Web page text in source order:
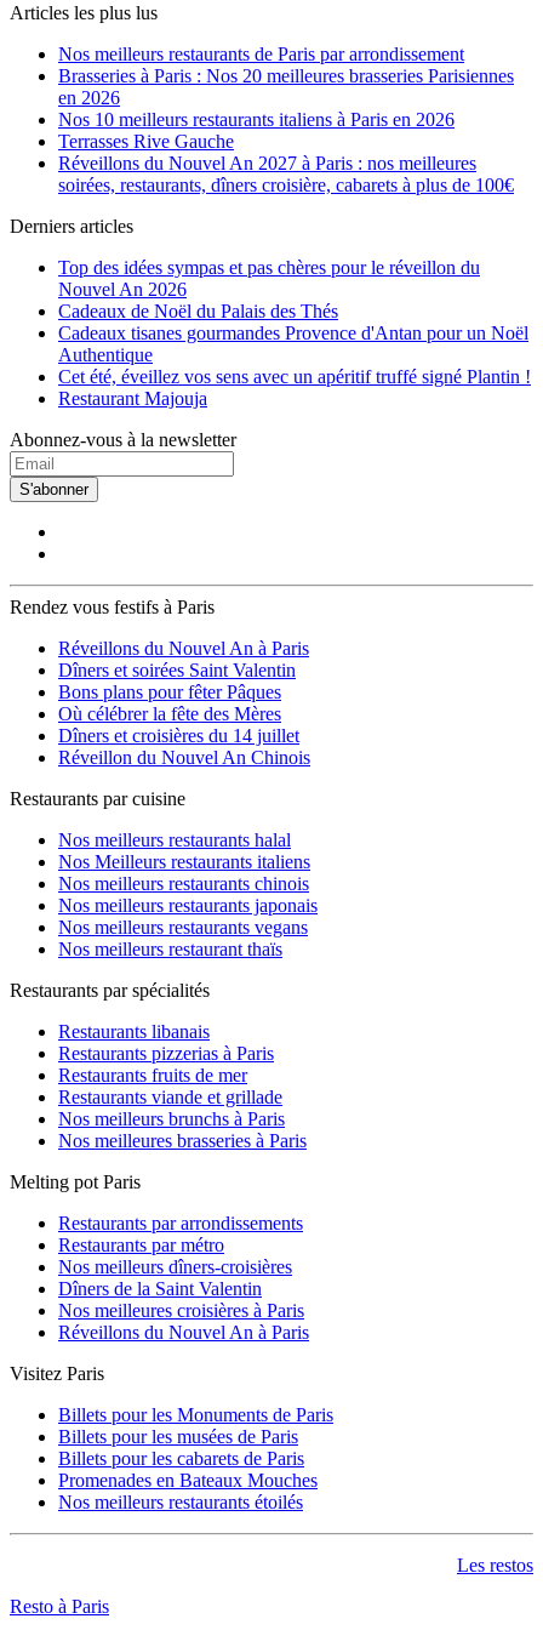
Gare de Lyon
Gare du Nord
George V(29)
Glacière(1)
Goncourt
Grands Boulevards(17)
Guy Moquet(2)
Havre Caumartin(5)
Hôtel de Ville(6)
Invalides(10)
Jaurès(1)
Javel(2)
Jourdain(2)
Jules Joffrin(6)
Jussieu(3)
Kléber(6)
La Chapelle(2)
La Motte-Picquet Grenelle
La Tour Maubourg
Les Gobelins (6)
Louise Michel(2)
Louvre Rivoli (14)
Luxembourg(5)
Mabillon(9)
Madeleine(17)
Malesherbes(2)
Marcadet Poissoniers(1)
Maubert Mutualité(15)
Michel-Ange Auteuil
Mirabeau
Miromesnil(13)
Monceau(1)
Montgallet(1)
Montparnasse Bienvenue (5)
Mouton Duvernet(1)
Musée d'Orsay(2)
Nation(2)
Notre-Dame des Champs
Oberkampf(6)
Odéon(20)
Opéra(23)
Palais Royal Musée du Louvre
Parmentier(8)
Pernety(4)
Place de Clichy(7)
Place Monge(3)
Plaisance(1)
Poissonnière(10)
Pont de l'Alma(4)
Pont de Levallois(3)
Pont Marie
Pont Neuf
(4)
Port Royal(2)
Porte d'Auteuil(3)
Porte d'Orléans(2)
Porte Dauphine(1)
Porte de Bagnolet(2)
Porte de Champerret(2)
Porte de Clignancourt
Articles les plus lus
Nos meilleurs restaurants de Paris par arrondissement
Brasseries à Paris : Nos 20 meilleures brasseries Parisiennes
en 2026
Nos 10 meilleurs restaurants italiens à Paris en 2026
Terrasses Rive Gauche
Réveillons du Nouvel An 2027 à Paris : nos meilleures
soirées, restaurants, dîners croisière, cabarets à plus de 100€
Derniers articles
Top des idées sympas et pas chères pour le réveillon du
Nouvel An 2026
Cadeaux de Noël du Palais des Thés
Cadeaux tisanes gourmandes Provence d'Antan pour un Noël
Authentique
Cet été, éveillez vos sens avec un apéritif truffé signé Plantin !
Restaurant Majouja
Abonnez-vous à la newsletter
S'abonner
Rendez vous festifs à Paris
Réveillons du Nouvel An à Paris
Dîners et soirées Saint Valentin
Bons plans pour fêter Pâques
Où célébrer la fête des Mères
Dîners et croisières du 14 juillet
Réveillon du Nouvel An Chinois
Restaurants par cuisine
Nos meilleurs restaurants halal
Nos Meilleurs restaurants italiens
Nos meilleurs restaurants chinois
Nos meilleurs restaurants japonais
Nos meilleurs restaurants vegans
Nos meilleurs restaurant thaïs
Restaurants par spécialités
Restaurants libanais
Restaurants pizzerias à Paris
Restaurants fruits de mer
Restaurants viande et grillade
Nos meilleurs brunchs à Paris
Nos meilleures brasseries à Paris
Melting pot Paris
Restaurants par arrondissements
Restaurants par métro
Nos meilleurs dîners-croisières
Dîners de la Saint Valentin
Nos meilleures croisières à Paris
Réveillons du Nouvel An à Paris
Visitez Paris
Billets pour les Monuments de Paris
Billets pour les musées de Paris
Billets pour les cabarets de Paris
Promenades en Bateaux Mouches
Nos meilleurs restaurants étoilés
Les restos
Resto à Paris